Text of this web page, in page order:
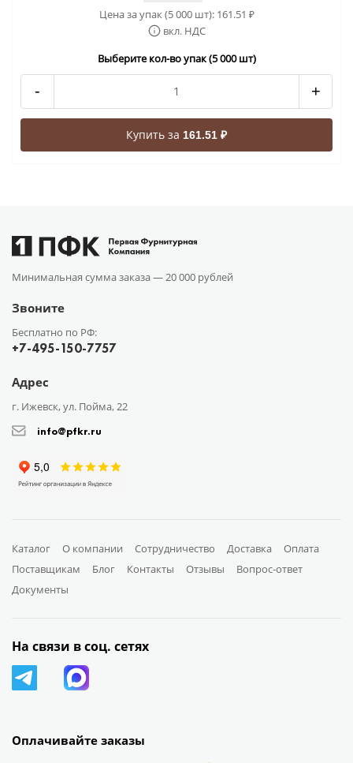
Цена за упак (5 000 шт): 161.51 ₽
вкл. НДС
Выберите кол-во упак (5 000 шт)
- +
Купить за 161.51 ₽
Минимальная сумма заказа — 20 000 рублей
Звоните
Бесплатно по РФ:
+7-495-150-7757
Адрес
г. Ижевск, ул. Пойма, 22
info@pfkr.ru
Каталог О компании Сотрудничество Доставка
Оплата
Поставщикам
Блог Контакты Отзывы
Вопрос-ответ
Документы
Оплачивайте заказы
На связи в соц. сетях